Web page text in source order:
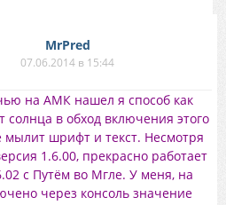
MrPred
07.06.2014 в 15:44
на АМК нашел я способ как
солнца в обход включения этого
мылит шрифт и текст. Несмотря
1.6.00, прекрасно работает
с Путём во Мгле. У меня, на
через консоль значение